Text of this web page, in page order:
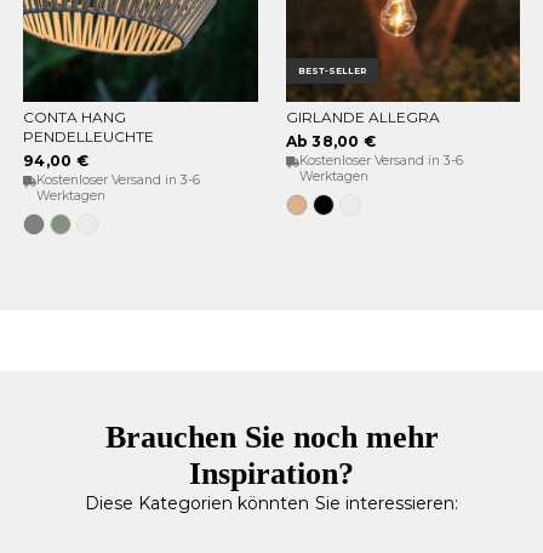
OPTIONEN WÄHLEN
CONTA HANG
PENDELLEUCHTE
94,00 €
Kostenloser Versand in 3-6
Werktagen
GrauWeiches
Grün
BEST-SELLER
OPTIONEN WÄHLEN
GIRLANDE ALLEGRA
Ab 38,00 €
Kostenloser Versand in 3-6
Werktagen
JuteSchwarz
Brauchen Sie noch mehr
Inspiration?
Diese Kategorien könnten Sie interessieren: